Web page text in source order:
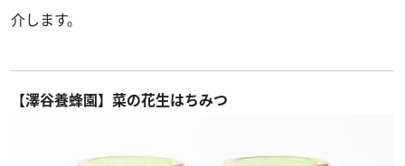
介します。
【澤谷養蜂園】菜の花生はちみつ